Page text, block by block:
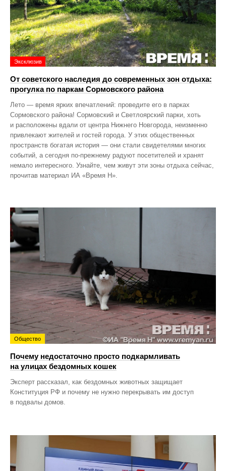
Эксклюзив
От советского наследия до современных зон отдыха:
прогулка по паркам Сормовского района
Лето — время ярких впечатлений: проведите его в парках
Сормовского района! Сормовский и Светлоярский парки, хоть
и расположены вдали от центра Нижнего Новгорода, неизменно
привлекают жителей и гостей города. У этих общественных
пространств богатая история — они стали свидетелями многих
событий, а сегодня по‑прежнему радуют посетителей и хранят
немало интересного. Узнайте, чем живут эти зоны отдыха сейчас,
прочитав материал ИА «Время Н».
Общество
Почему недостаточно просто подкармливать
на улицах бездомных кошек
Эксперт рассказал, как бездомных животных защищает
Конституция РФ и почему не нужно перекрывать им доступ
в подвалы домов.